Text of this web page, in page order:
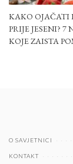
KAKO OJAČATI
PRIJE JESENI?
KOJE ZAISTA
O SAVJETNICI
KONTAKT